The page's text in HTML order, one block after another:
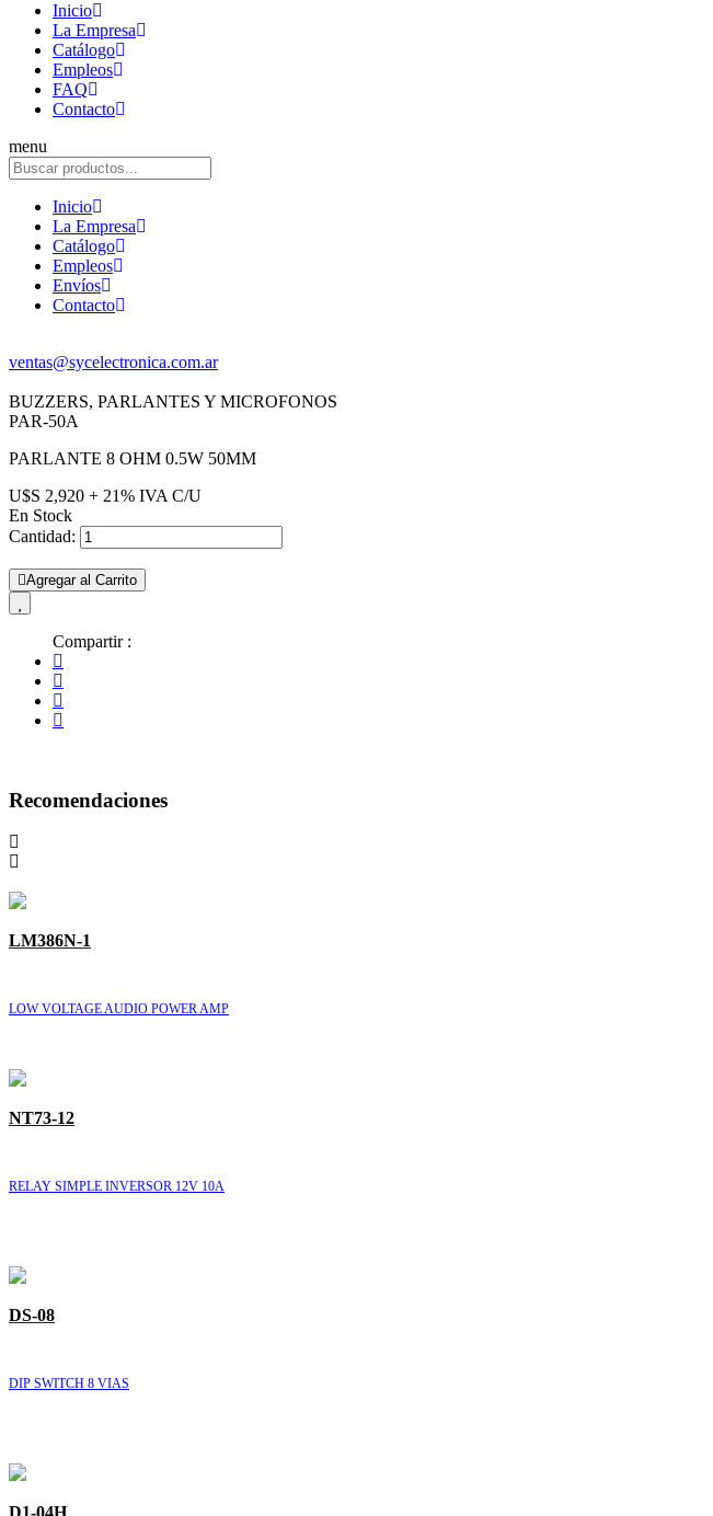
Inicio
La Empresa
Catálogo
Empleos
FAQ
Contacto
menu
Inicio
La Empresa
Catálogo
Empleos
Envíos
Contacto
ventas@sycelectronica.com.ar
BUZZERS, PARLANTES Y MICROFONOS
PAR-50A
PARLANTE 8 OHM 0.5W 50MM
U$S 2,920 + 21% IVA C/U
En Stock
Cantidad:
Agregar al Carrito
Compartir :
Recomendaciones
LM386N-1
LOW VOLTAGE AUDIO POWER AMP
NT73-12
RELAY SIMPLE INVERSOR 12V 10A
DS-08
DIP SWITCH 8 VIAS